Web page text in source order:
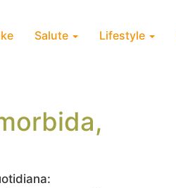
Salute Lifestyle